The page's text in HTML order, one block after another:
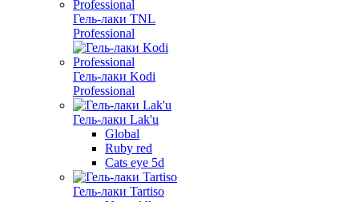
Гель-лаки TNL
Professional
Гель-лаки Kodi
Professional
Гель-лаки Lak'u
Global
Ruby red
Cats eye 5d
Гель-лаки Tartiso